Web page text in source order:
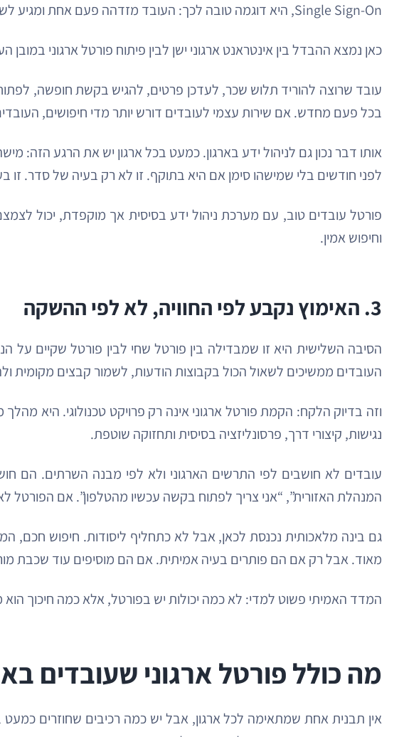
Single Sign-On, היא דוגמה טובה לכך: העובד מזדהה פעם אחת ומגיע לשירותים הרלוונטיים בלי להתחיל את כל הדרך מחדש בכל מערכת.
כאן נמצא ההבדל בין אינטראנט ארגוני ישן לבין פיתוח פורטל ארגוני
עובד שרוצה להוריד תלוש שכר, לעדכן פרטים, להגיש בקשת חופשה,
בכל פעם מחדש. אם שירות עצמי לעובדים דורש יותר מדי חיפושים,
אותו דבר נכון גם לניהול ידע בארגון. כמעט בכל ארגון יש את הרגע
לפני חודשים בלי שמישהו סימן אם היא בתוקף. זו לא רק בעיה של סדר. זו
פורטל עובדים טוב, עם מערכת ניהול ידע בסיסית אך מוקפדת, יכול
וחיפוש אמין.
3. האימוץ נקבע לפי החוויה, לא לפי ההשקה
הסיבה השלישית היא זו שמבדילה בין פורטל שחי לבין פורטל שקיים
העובדים ממשיכים לשאול הכול בקבוצות הודעות, לשמור קבצים מקומית
וזה בדיוק הלקח: הקמת פורטל ארגוני אינה רק פרויקט טכנולוגי. היא
נגישות, קיצורי דרך, פרסונליזציה בסיסית ותחזוקה שוטפת.
עובדים לא חושבים לפי התרשים הארגוני ולא לפי מבנה השרתים. הם
המנהלת האזורית”, “אני צריך לפתוח בקשה עכשיו מהטלפון”. אם הפורטל
גם בינה מלאכותית נכנסת לכאן, אבל לא כתחליף ליסודות. חיפוש חכם,
מאוד. אבל רק אם הם פותרים בעיה אמיתית. אם הם מוסיפים עוד שכבת
המדד האמיתי פשוט למדי: לא כמה יכולות יש בפורטל, אלא כמה חיכוך הוא
מה כולל פורטל ארגוני שעובדים
אין תבנית אחת שמתאימה לכל ארגון, אבל יש כמה רכיבים שחוזרים כמעט